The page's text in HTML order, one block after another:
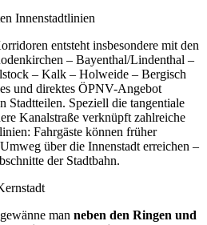
Innenstadtlinien
entsteht insbesondere mit den
– Bayenthal/Lindenthal –
– Kalk – Holweide – Bergisch
und direktes ÖPNV-Angebot
Stadtteilen. Speziell die tangentiale
Kanalstraße verknüpft zahlreiche
Fahrgäste können früher
über die Innenstadt erreichen –
der Stadtbahn.
man neben den Ringen und